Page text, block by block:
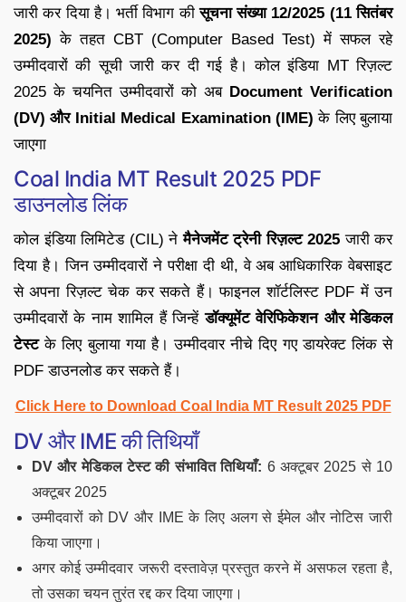
जारी कर दिया है। भर्ती विभाग कीसूचना संख्या 12/2025 (11 सितंबर
2025) के तहत CBT (Computer Based Test) में सफल रहे
उम्मीदवारों की सूची जारी कर दी गई है। कोल इंडिया MT रिज़ल्ट
2025 के चयनित उम्मीदवारों को अब Document Verification
(DV) और Initial Medical Examination (IME) के लिए बुलाया
जाएगा
Coal India MT Result 2025 PDF
डाउनलोड लिंक
कोल इंडिया लिमिटेड (CIL) नेमैनेजमेंट ट्रेनी रिज़ल्ट 2025 जारी कर
दिया है। जिन उम्मीदवारों ने परीक्षा दी थी, वे अब आधिकारिक वेबसाइट
से अपना रिज़ल्ट चेक कर सकते हैं। फाइनल शॉर्टलिस्ट PDF में उन
उम्मीदवारों के नाम शामिल हैं जिन्हेंडॉक्यूमेंट वेरिफिकेशन और मेडिकल
टेस्टके लिए बुलाया गया है। उम्मीदवार नीचे दिए गए डायरेक्ट लिंक से
PDF डाउनलोड कर सकते हैं।
Click Here to Download Coal India MT Result 2025 PDF
DV और IME की तिथियाँ
DV और मेडिकल टेस्ट की संभावित तिथियाँ: 6 अक्टूबर 2025 से 10
अक्टूबर 2025
उम्मीदवारों को DV और IME के लिए अलग से ईमेल और नोटिस जारी
किया जाएगा।
अगर कोई उम्मीदवार जरूरी दस्तावेज़ प्रस्तुत करने में असफल रहता है,
तो उसका चयन तुरंत रद्द कर दिया जाएगा।